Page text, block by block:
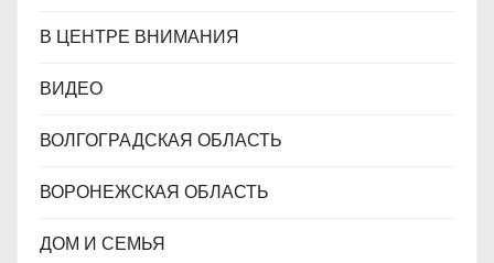
В ЦЕНТРЕ ВНИМАНИЯ
ВИДЕО
ВОЛГОГРАДСКАЯ ОБЛАСТЬ
ВОРОНЕЖСКАЯ ОБЛАСТЬ
ДОМ И СЕМЬЯ